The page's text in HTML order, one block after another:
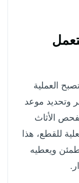
العملية
وتحديد موعد
الأثاث
للقطع، هذا
ويعطيه